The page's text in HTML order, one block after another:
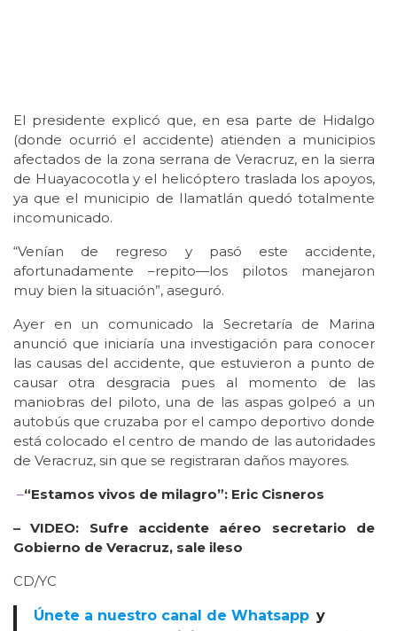
El presidente explicó que, en esa parte de Hidalgo
(donde ocurrió el accidente) atienden a municipios
afectados de la zona serrana de Veracruz, en la sierra
de Huayacocotla y el helicóptero traslada los apoyos,
ya que el municipio de Ilamatlán quedó totalmente
incomunicado.
“Venían de regreso y pasó este accidente,
afortunadamente –repito—los pilotos manejaron
muy bien la situación”, aseguró.
Ayer en un comunicado la Secretaría de Marina
anunció que iniciaría una investigación para conocer
las causas del accidente, que estuvieron a punto de
causar otra desgracia pues al momento de las
maniobras del piloto, una de las aspas golpeó a un
autobús que cruzaba por el campo deportivo donde
está colocado el centro de mando de las autoridades
de Veracruz, sin que se registraran daños mayores.
–“Estamos vivos de milagro”: Eric Cisneros
–VIDEO: Sufre accidente aéreo secretario de
Gobierno de Veracruz, sale ileso
CD/YC
Únete a nuestro canal de Whatsapp y